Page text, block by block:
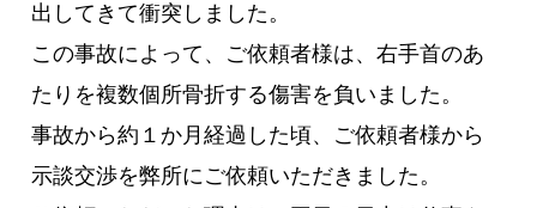
出してきて衝突しました。
この事故によって、ご依頼者様は、右手首のあ
たりを複数個所骨折する傷害を負いました。
事故から約１か月経過した頃、ご依頼者様から
示談交渉を弊所にご依頼いただきました。